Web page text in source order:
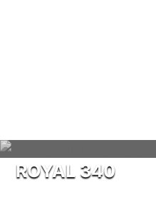
ROYAL 340